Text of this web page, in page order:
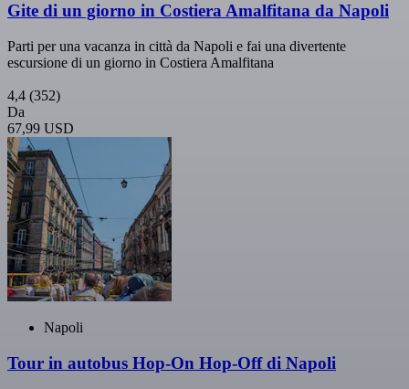
Gite di un giorno in Costiera Amalfitana da Napoli
Parti per una vacanza in città da Napoli e fai una divertente
escursione di un giorno in Costiera Amalfitana
4,4 (352)
Da
67,99 USD
Napoli
Tour in autobus Hop-On Hop-Off di Napoli